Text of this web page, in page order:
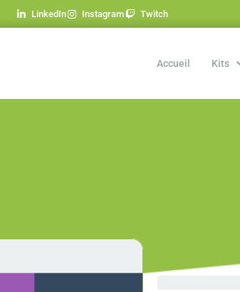
LinkedIn Instagram Twitch
Accueil Kits